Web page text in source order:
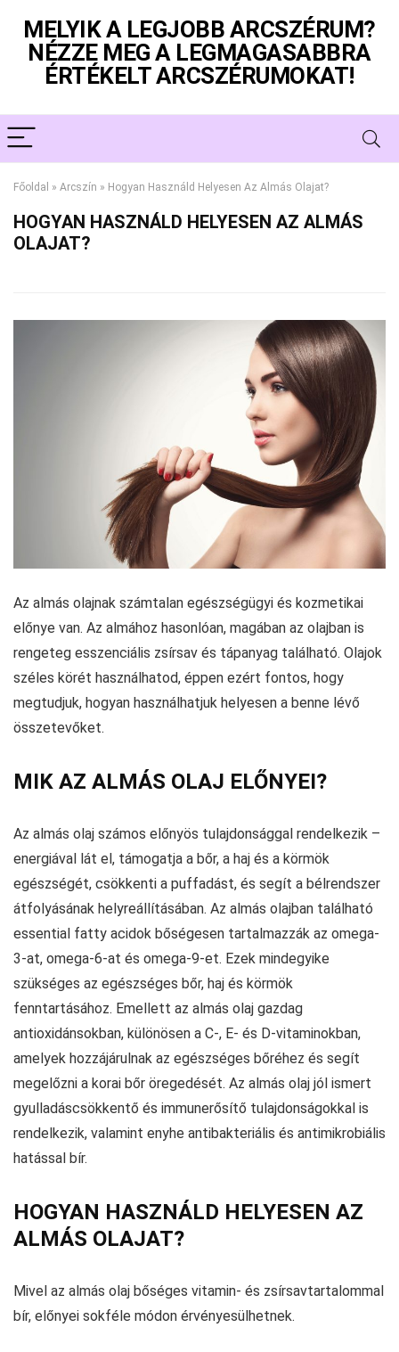
MELYIK A LEGJOBB ARCSZÉRUM?
NÉZZE MEG A LEGMAGASABBRA
ÉRTÉKELT ARCSZÉRUMOKAT!
Főoldal » Arcszín » Hogyan Használd Helyesen Az Almás Olajat?
HOGYAN HASZNÁLD HELYESEN AZ ALMÁS
OLAJAT?
Az almás olajnak számtalan egészségügyi és kozmetikai
előnye van. Az almához hasonlóan, magában az olajban is
rengeteg esszenciális zsírsav és tápanyag található. Olajok
széles körét használhatod, éppen ezért fontos, hogy
megtudjuk, hogyan használhatjuk helyesen a benne lévő
összetevőket.
MIK AZ ALMÁS OLAJ ELŐNYEI?
Az almás olaj számos előnyös tulajdonsággal rendelkezik –
energiával lát el, támogatja a bőr, a haj és a körmök
egészségét, csökkenti a puffadást, és segít a bélrendszer
átfolyásának helyreállításában. Az almás olajban található
essential fatty acidok bőségesen tartalmazzák az omega-
3-at, omega-6-at és omega-9-et. Ezek mindegyike
szükséges az egészséges bőr, haj és körmök
fenntartásához. Emellett az almás olaj gazdag
antioxidánsokban, különösen a C-, E- és D-vitaminokban,
amelyek hozzájárulnak az egészséges bőréhez és segít
megelőzni a korai bőr öregedését. Az almás olaj jól ismert
gyulladáscsökkentő és immunerősítő tulajdonságokkal is
rendelkezik, valamint enyhe antibakteriális és antimikrobiális
hatással bír.
HOGYAN HASZNÁLD HELYESEN AZ
ALMÁS OLAJAT?
Mivel az almás olaj bőséges vitamin- és zsírsavtartalommal
bír, előnyei sokféle módon érvényesülhetnek.